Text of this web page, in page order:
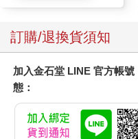
訂購/退換貨須知
加入金石堂 LINE 官方帳
態：